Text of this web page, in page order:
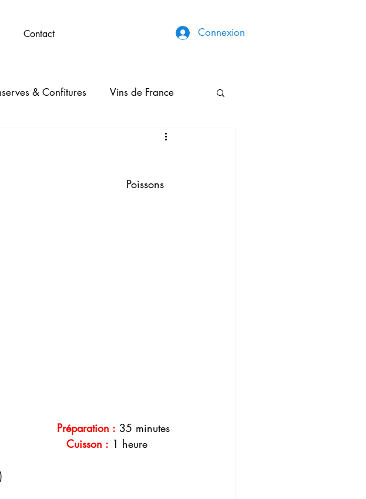
Contact Connexion
& Confitures Vins de France
Broderies & Couture
                                                                                                             Poissons
Préparation : 35 minutes
Cuisson : 1 heure